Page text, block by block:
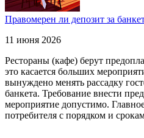
Правомерен ли депозит за
11 июня 2026
Рестораны (кафе) берут
это касается больших
вынуждено менять рассадку
банкета. Требование внести
мероприятие допустимо.
потребителя с порядком и